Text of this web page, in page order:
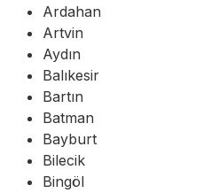
Ardahan
Artvin
Aydın
Balıkesir
Bartın
Batman
Bayburt
Bilecik
Bingöl